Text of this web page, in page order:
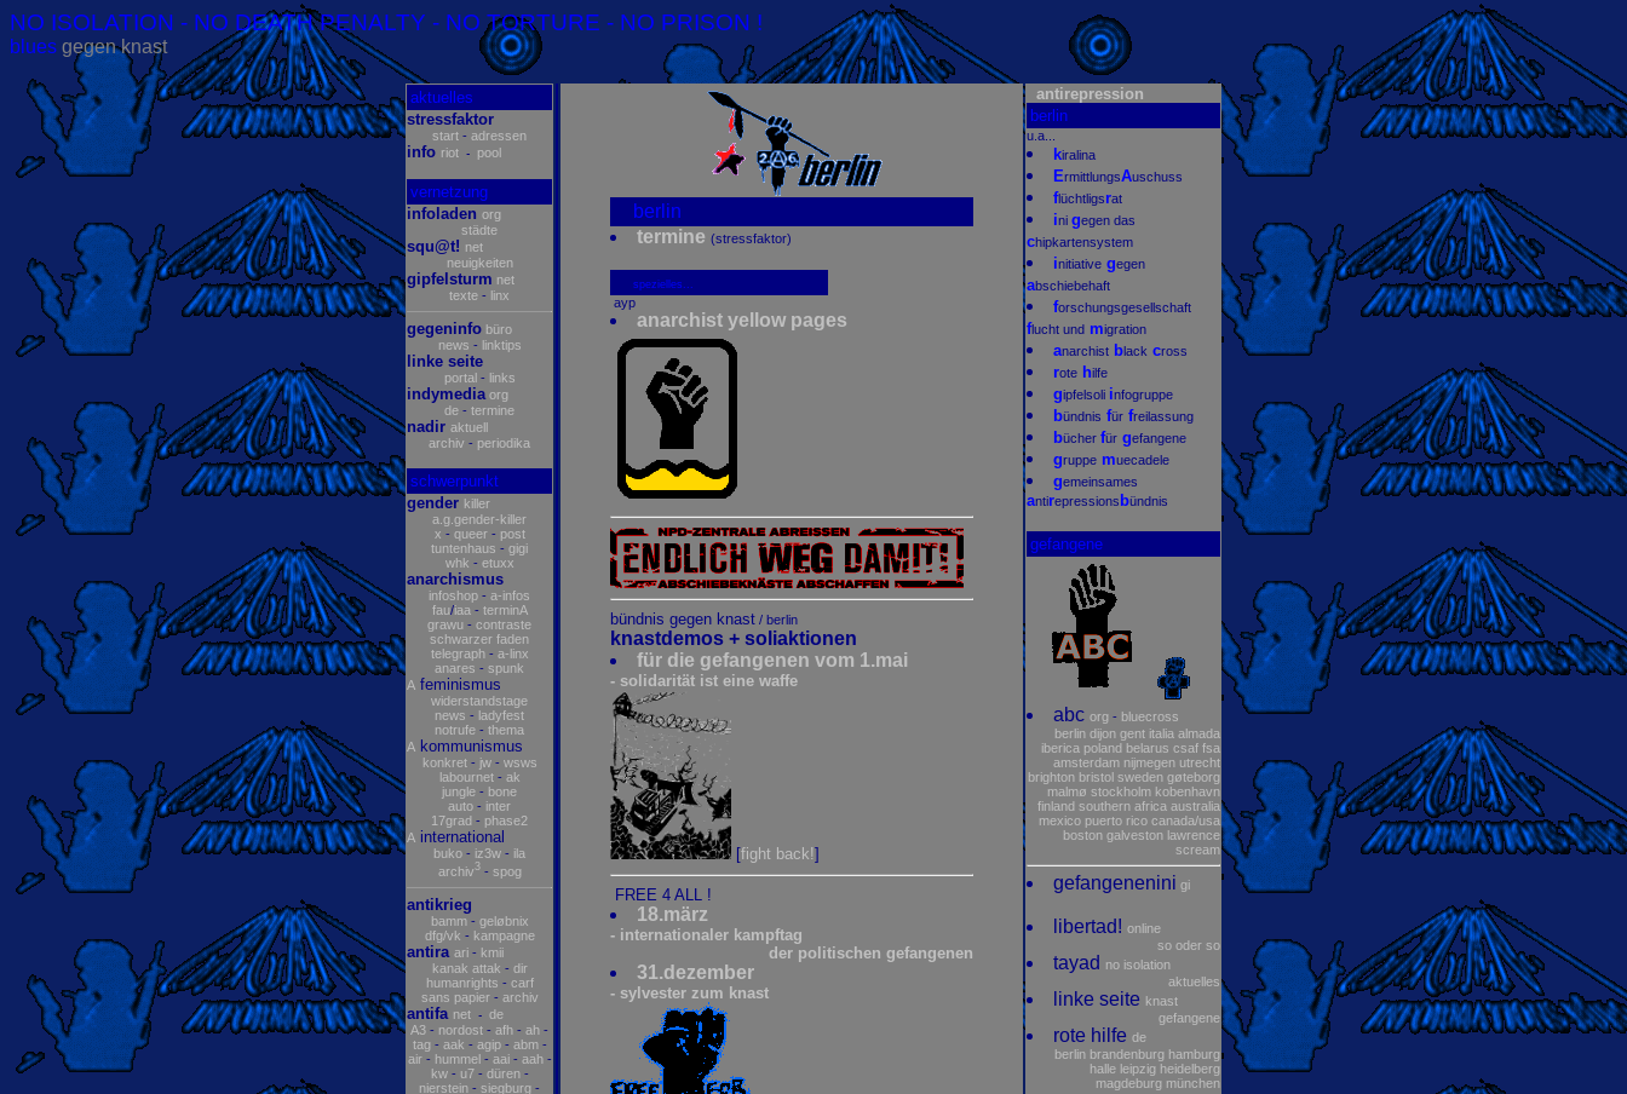
NO ISOLATION - NO DEATH PENALTY - NO TORTURE - NO PRISON !
blues gegen knast
aktuelles
stressfaktor
start - adressen
info riot - pool
vernetzung
infoladen org
städte
squ@t! net
neuigkeiten
gipfelsturm net
texte - linx
gegeninfo büro
news - linktips
linke seite
portal - links
indymedia org
de - termine
nadir aktuell
archiv - periodika
schwerpunkt
gender killer
a.g.gender-killer
x - queer- post
tuntenhaus - gigi
whk - etuxx
anarchismus
infoshop - a-infos
fau/iaa - terminA
grawu - contraste
schwarzer faden
telegraph- a-linx
anares - spunk
A feminismus
widerstandstage
news - ladyfest
notrufe - thema
A kommunismus
konkret- jw- wsws
labournet- ak
jungle - bone
auto - inter
17grad - phase2
A international
buko - iz3w - ila
archiv3- spog
antikrieg
bamm- geløbnix
dfg/vk - kampagne
antira ari - kmii
kanak attak - dir
humanrights - carf
sans papier- archiv
antifa net - de
A3 - nordost - afh - ah -
tag- aak - agip- abm-
air- hummel - aai- aah-
kw- u7- düren-
nierstein - siegburg -
berlin
termine (stressfaktor)
spezielles...
ayp
anarchist yellow pages
bündnis gegen knast / berlin
knastdemos + soliaktionen
für die gefangenen vom 1.mai
- solidarität ist eine waffe
[fight back!]
FREE 4 ALL !
18.märz
- internationaler kampftag
der politischen gefangenen
31.dezember
- sylvester zum knast
antirepression
berlin
u.a...
kiralina
ErmittlungsAuschuss
flüchtligsrat
ini gegen das
chipkartensystem
initiative gegen
abschiebehaft
forschungsgesellschaft
flucht und migration
anarchist black cross
rote hilfe
gipfelsoli infogruppe
bündnis für freilassung
bücher für gefangene
gruppe muecadele
gemeinsames
antirepressions bündnis
gefangene
abc org - bluecross
berlin dijon gent italia almada
iberica poland belarus csaf fsa
amsterdam nijmegen utrecht
brighton bristol sweden gøteborg
malmø stockholm kobenhavn
finland southern africa australia
mexico puerto rico canada/usa
boston galveston lawrence
scream
gefangenenini gi
libertad! online
so oder so
tayad no isolation
aktuelles
linke seite knast
gefangene
rote hilfe de
berlin brandenburg hamburg
halle leipzig heidelberg
magdeburg münchen